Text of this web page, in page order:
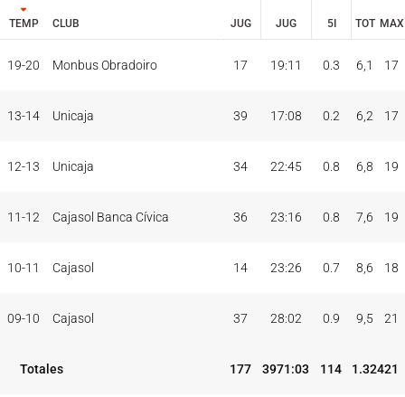
TEMP CLUB 5I
JUG JUG TOT MAX
TEMP CLUB
PAR MIN
5I
PUNTOS
19-20 Monbus Obradoiro 17 19:11 0.3 6,1 17
13-14 Unicaja 39 17:08 0.2 6,2 17
12-13 Unicaja 34 22:45 0.8 6,8 19
11-12 Cajasol Banca Cívica 36 23:16 0.8 7,6 19
10-11 Cajasol 14 23:26 0.7 8,6 18
09-10 Cajasol 37 28:02 0.9 9,5 21
Totales 177 3971:03 114 1.32421